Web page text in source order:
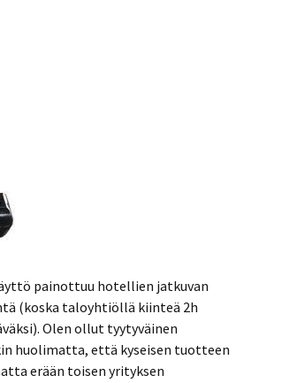
painottuu hotellien jatkuvan
(koska taloyhtiöllä kiinteä 2h
Olen ollut tyytyväinen
huolimatta, että kyseisen tuotteen
erään toisen yrityksen